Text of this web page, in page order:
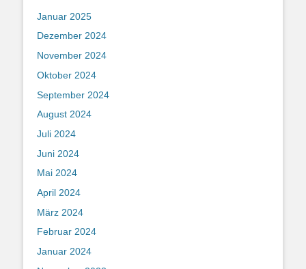
Januar 2025
Dezember 2024
November 2024
Oktober 2024
September 2024
August 2024
Juli 2024
Juni 2024
Mai 2024
April 2024
März 2024
Februar 2024
Januar 2024